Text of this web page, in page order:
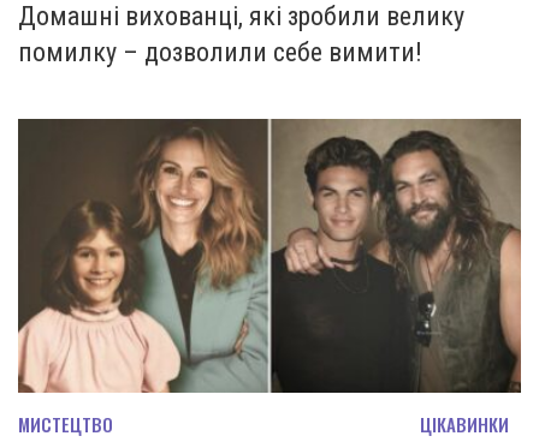
Домашні вихованці, які зробили велику
помилку – дозволили себе вимити!
МИСТЕЦТВО ЦІКАВИНКИ